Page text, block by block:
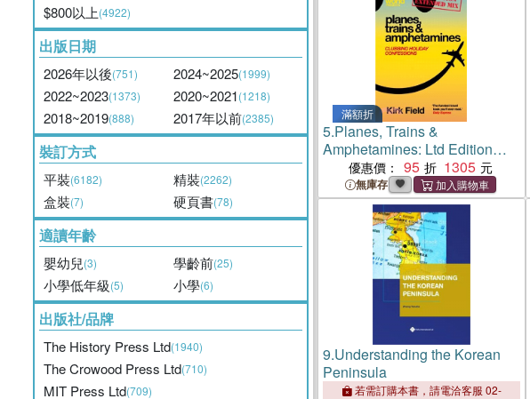
$800以上(4922)
出版日期
2026年以後(751) 2024~2025(1999)
2022~2023(1373) 2020~2021(1218)
2018~2019(888) 2017年以前(2385)
裝訂方式
平裝(6182) 精裝(2262)
盒裝(7) 硬頁書(78)
適讀年齡
嬰幼兒(3) 學齡前(25)
小學低年級(5) 小學(6)
出版社/品牌
The History Press Ltd(1940)
The Crowood Press Ltd(710)
MIT Press Ltd(709)
滿額折
5.Planes, Trains &
Amphetamines: Ltd Edition
Extended Mix：Clubbing
Holiday Confessions
優惠價： 95 1305
無庫存
9.Understanding the Korean
Peninsula
若需訂購本書，請電洽客服 02-